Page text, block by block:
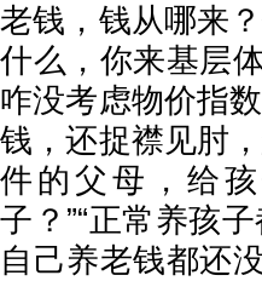
老钱，钱从哪来
什么，你来基层
咋没考虑物价指
钱，还捉襟见肘
件的父母，给
子？”“正常养孩
自己养老钱都还